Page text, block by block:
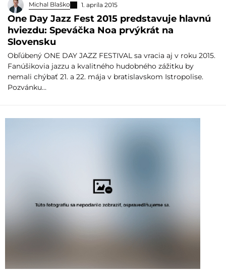
Michal Blaško 1. apríla 2015
One Day Jazz Fest 2015 predstavuje hlavnú
hviezdu: Speváčka Noa prvýkrát na
Slovensku
Obľúbený ONE DAY JAZZ FESTIVAL sa vracia aj v roku 2015.
Fanúšikovia jazzu a kvalitného hudobného zážitku by
nemali chýbať 21. a 22. mája v bratislavskom Istropolise.
Pozvánku…